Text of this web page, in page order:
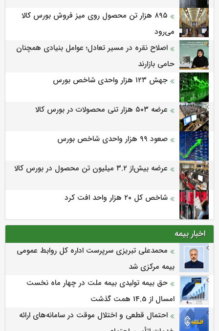
۸۹۵ هزار تن محصول روی میز فروش بورس کالا
می‌‌رود
اصلاح نقره در مسیر تعادل؛ عوامل بنیادی همچنان
حامی بازارند
جهش ۱۲۳ هزار واحدی شاخص بورس
عرضه ۵۰۳ هزار تنی محصولات در بورس کالا
صعود ۹۹ هزار واحدی شاخص بورس
عرضه بیش‌از ۳.۲ میلیون تن محصول در بورس کالا
شاخص کل ۲۰ هزار واحد افت کرد
اخبار بیمه
محمدعلی تبریزی سرپرست اداره كل روابط عمومی
بیمه مركزی شد
حق بیمه تولیدی بیمه ملت در چهار ماه نخست
امسال از 14.5 همت گذشت
احتمال قطعی و اختلال موقت در سامانه‌های ارائه